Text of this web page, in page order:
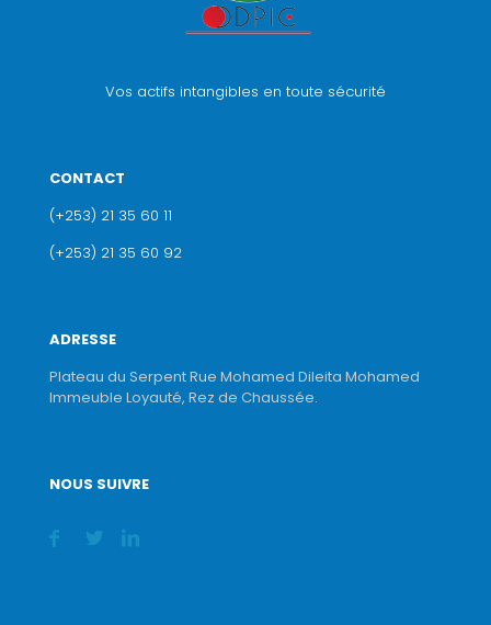
Vos actifs intangibles en toute sécurité
CONTACT
(+253) 21 35 60 11
(+253) 21 35 60 92
ADRESSE
Plateau du Serpent Rue Mohamed Dileita Mohamed
Immeuble Loyauté, Rez de Chaussée.
NOUS SUIVRE